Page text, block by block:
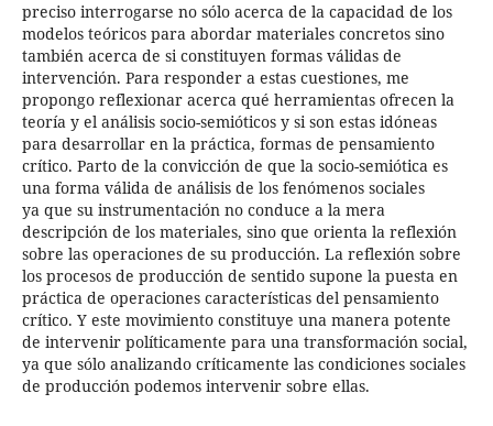
preciso interrogarse no sólo acerca de la capacidad de los
modelos teóricos para abordar materiales concretos sino
también acerca de si constituyen formas válidas de
intervención. Para responder a estas cuestiones, me
propongo reflexionar acerca qué herramientas ofrecen la
teoría y el análisis socio-semióticos y si son estas idóneas
para desarrollar en la práctica, formas de pensamiento
crítico. Parto de la convicción de que la socio-semiótica es
una forma válida de análisis de los fenómenos sociales
ya que su instrumentación no conduce a la mera
descripción de los materiales, sino que orienta la reflexión
sobre las operaciones de su producción. La reflexión sobre
los procesos de producción de sentido supone la puesta en
práctica de operaciones características del pensamiento
crítico. Y este movimiento constituye una manera potente
de intervenir políticamente para una transformación social,
ya que sólo analizando críticamente las condiciones sociales
de producción podemos intervenir sobre ellas.